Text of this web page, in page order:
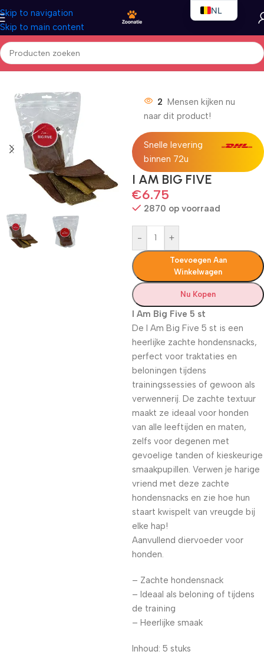
Skip to navigation
Skip to main content
Home/Honden/Hondensnacks
2 Mensen kijken nu
naar dit product!
Snelle levering
binnen 72u
I AM BIG FIVE
€6.75
2870 op voorraad
- +
Toevoegen Aan
Winkelwagen
Nu Kopen
I Am Big Five 5 st
De I Am Big Five 5 st is een
heerlijke zachte hondensnacks,
perfect voor traktaties en
beloningen tijdens
trainingssessies of gewoon als
verwennerij. De zachte textuur
maakt ze ideaal voor honden
van alle leeftijden en maten,
zelfs voor degenen met
gevoelige tanden of kieskeurige
smaakpupillen. Verwen je harige
vriend met deze zachte
hondensnacks en zie hoe hun
staart kwispelt van vreugde bij
elke hap!
Aanvullend diervoeder voor
honden.
– Zachte hondensnack
– Ideaal als beloning of tijdens
de training
– Heerlijke smaak
Inhoud: 5 stuks
NL